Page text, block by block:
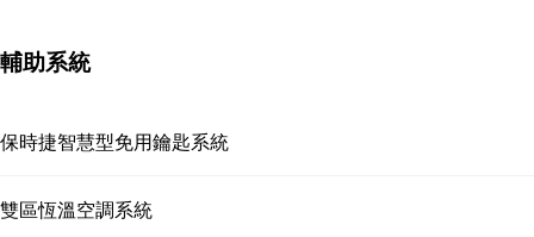
輔助系統
保時捷智慧型免用鑰匙系統
雙區恆溫空調系統